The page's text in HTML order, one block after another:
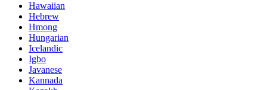
Hawaiian
Hebrew
Hmong
Hungarian
Icelandic
Igbo
Javanese
Kannada